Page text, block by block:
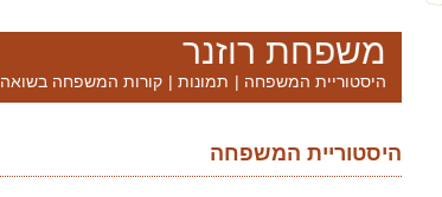
משפחת רוזנר
היסטוריית המשפחה | תמונות | קורות המשפחה בשואה
היסטוריית המשפחה